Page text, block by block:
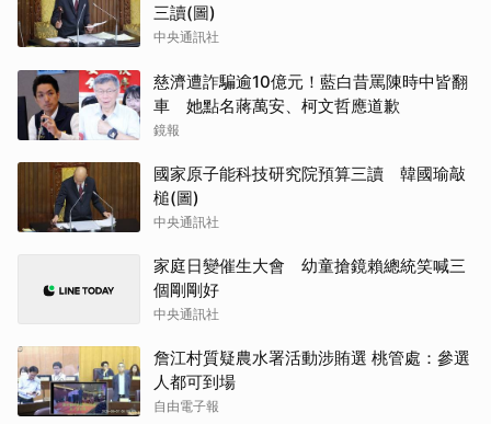
三讀(圖)
中央通訊社
慈濟遭詐騙逾10億元！藍白昔罵陳時中皆翻
車 她點名蔣萬安、柯文哲應道歉
鏡報
國家原子能科技研究院預算三讀 韓國瑜敲
槌(圖)
中央通訊社
家庭日變催生大會 幼童搶鏡賴總統笑喊三
個剛剛好
中央通訊社
詹江村質疑農水署活動涉賄選 桃管處：參選
人都可到場
自由電子報